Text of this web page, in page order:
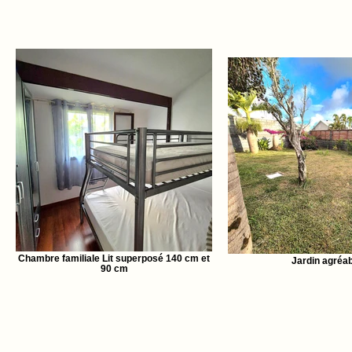
Chambre familiale Lit superposé 140 cm et
90 cm
Jardin